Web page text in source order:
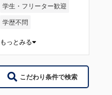
学生・フリーター歓迎
学歴不問
もっとみる
こだわり条件で検索